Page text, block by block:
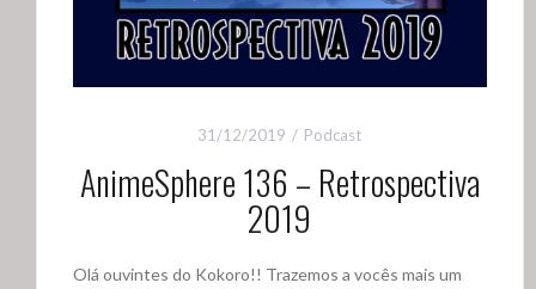
31/12/2019 Podcast
AnimeSphere 136 – Retrospectiva
2019
Olá ouvintes do Kokoro!! Trazemos a vocês mais um